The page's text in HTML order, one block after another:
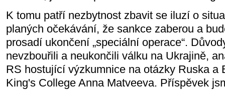
K tomu patří nezbytnost zbavit se iluzí o
planých očekávání, že sankce zaberou a
prosadí ukončení „speciální operace“.
nevzbouřili a neukončili válku na Ukrajině,
RS hostující výzkumnice na otázky Ruska a
King's College Anna Matveeva. Příspěvek